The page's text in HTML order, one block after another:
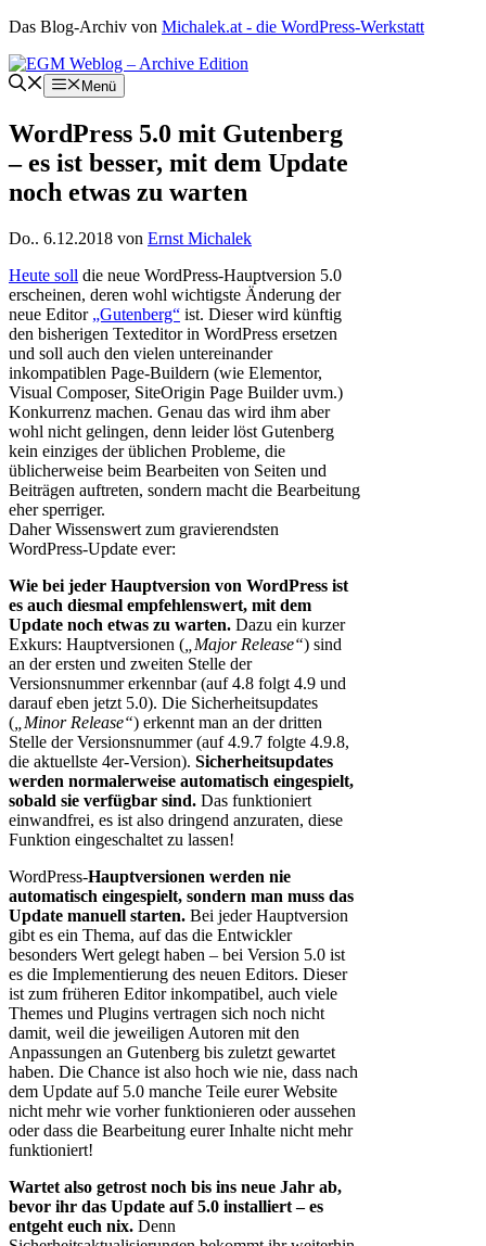
Zum
springen
Das Blog-Archiv von Michalek.at - die WordPress-Werkstatt
Menü
WordPress 5.0 mit Gutenberg
– es ist besser, mit dem Update
noch etwas zu warten
Do.. 6.12.2018 von Ernst Michalek
Heute soll die neue WordPress-Hauptversion 5.0
erscheinen, deren wohl wichtigste Änderung der
neue Editor „Gutenberg“ ist. Dieser wird künftig
den bisherigen Texteditor in WordPress ersetzen
und soll auch den vielen untereinander
inkompatiblen Page-Buildern (wie Elementor,
Visual Composer, SiteOrigin Page Builder uvm.)
Konkurrenz machen. Genau das wird ihm aber
wohl nicht gelingen, denn leider löst Gutenberg
kein einziges der üblichen Probleme, die
üblicherweise beim Bearbeiten von Seiten und
Beiträgen auftreten, sondern macht die Bearbeitung
eher sperriger.
Daher Wissenswert zum gravierendsten
WordPress-Update ever:
Wie bei jeder Hauptversion von WordPress ist
es auch diesmal empfehlenswert, mit dem
Update noch etwas zu warten. Dazu ein kurzer
Exkurs: Hauptversionen ( „Major Release“) sind
an der ersten und zweiten Stelle der
Versionsnummer erkennbar (auf 4.8 folgt 4.9 und
darauf eben jetzt 5.0). Die Sicherheitsupdates
( „Minor Release“) erkennt man an der dritten
Stelle der Versionsnummer (auf 4.9.7 folgte 4.9.8,
die aktuellste 4er-Version). Sicherheitsupdates
werden normalerweise automatisch eingespielt,
sobald sie verfügbar sind. Das funktioniert
einwandfrei, es ist also dringend anzuraten, diese
Funktion eingeschaltet zu lassen!
WordPress-Hauptversionen werden nie
automatisch eingespielt, sondern man muss das
Update manuell starten. Bei jeder Hauptversion
gibt es ein Thema, auf das die Entwickler
besonders Wert gelegt haben – bei Version 5.0 ist
es die Implementierung des neuen Editors. Dieser
ist zum früheren Editor inkompatibel, auch viele
Themes und Plugins vertragen sich noch nicht
damit, weil die jeweiligen Autoren mit den
Anpassungen an Gutenberg bis zuletzt gewartet
haben. Die Chance ist also hoch wie nie, dass nach
dem Update auf 5.0 manche Teile eurer Website
nicht mehr wie vorher funktionieren oder aussehen
oder dass die Bearbeitung eurer Inhalte nicht mehr
funktioniert!
Wartet also getrost noch bis ins neue Jahr ab,
bevor ihr das Update auf 5.0 installiert – es
entgeht euch nix. Denn